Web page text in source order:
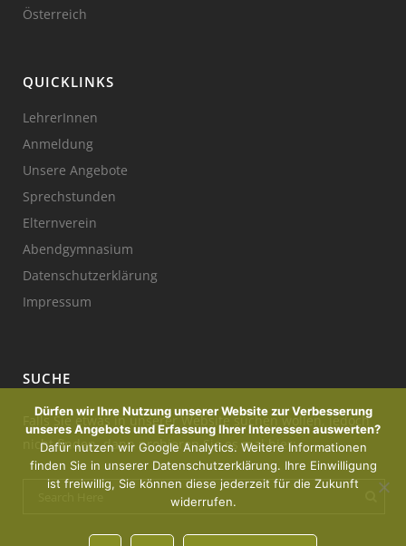
Österreich
QUICKLINKS
LehrerInnen
Anmeldung
Unsere Angebote
Sprechstunden
Elternverein
Abendgymnasium
Datenschutzerklärung
Impressum
SUCHE
Falls Sie etwas in unserer Website suchen wollen, jedoch
nicht finden, dann probieren Sie es mal hier:
Dürfen wir Ihre Nutzung unserer Website zur Verbesserung
unseres Angebots und Erfassung Ihrer Interessen auswerten?
Dafür nutzen wir Google Analytics. Weitere Informationen
finden Sie in unserer Datenschutzerklärung. Ihre Einwilligung
ist freiwillig, Sie können diese jederzeit für die Zukunft
widerrufen.